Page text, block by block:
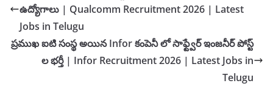
ఉద్యోగాలు | Qualcomm Recruitment 2026 | Latest
Jobs in Telugu
ప్రముఖ ఐటి సంస్థ అయిన Infor కంపెనీ లో సాఫ్ట్వేర్ ఇంజనీర్ పోస్ట్
ల భర్తీ | Infor Recruitment 2026 | Latest Jobs in
Telugu